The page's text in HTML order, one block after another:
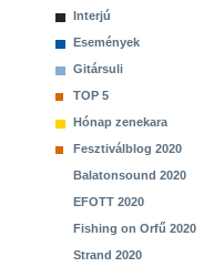
Interjú
Események
Gitársuli
TOP 5
Hónap zenekara
Fesztiválblog 2020
Balatonsound 2020
EFOTT 2020
Fishing on Orfű 2020
Strand 2020